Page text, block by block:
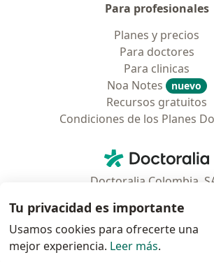
Para profesionales
Planes y precios
Para doctores
Para clinicas
Noa Notes
nuevo
Recursos gratuitos
Condiciones de los Planes
Doctoralia -
Doctoralia Colombia,
Municipio: Bogotá D.C.,
Tu privacidad es importante
Usamos cookies para ofrecerte una
mejor experiencia. Leer más.